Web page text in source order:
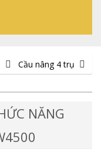
Cầu nâng 4 trụ
NĂNG